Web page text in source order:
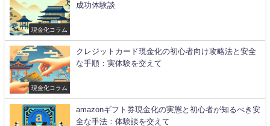
現金化コラム
成功体験談
現金化コラム
クレジットカード現金化の初心者向け攻略法と安全
な手順：実体験を交えて
amazonギフト券現金化の実態と初心者が知るべき安
全な手法：体験談を交えて